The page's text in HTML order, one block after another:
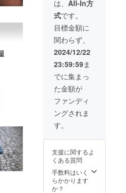
す。
部が変
更にな
る可能
性がご
ざいま
す。 ※
イタリ
アから
の輸入
皮革を
使用し
ている
為、ご
注文状
期が遅
れる場
合があ
りま
す。
み) ・
2025年
1月末日
までに
発送 ・
ポスト
投函型
での発
送を予
定して
おりま
す ※機
能性に
影響の
デザイ
様の一
部が変
更にな
る可能
性がご
は、 All-In方
式です。
目標金額に
関わらず、
2024/12/22
23:59:59ま
でに集まっ
た金額が
ファンディ
ングされま
す。
支援に関するよ
くある質問
手数料はいく
らかかります
か？